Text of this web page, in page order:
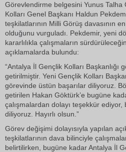
Görevlendirme belgesini Yunus Talha
Kolları Genel Başkanı Haldun
teşkilatlarının Milli Görüş davasının
olduğunu vurguladı. Pekdemir, yeni
kararlılıkla çalışmaların
açıklamalarda bulundu:
“Antalya İl Gençlik Kolları Başkanlığı
getirilmiştir. Yeni Gençlik Kolları
görevinde üstün başarılar diliyoruz.
getirilen Hakan Göktürk’e bugüne
çalışmalardan dolayı teşekkür ediyor,
diliyoruz. Hayırlı olsun.”
Görev değişimi dolayısıyla yapılan
teşkilatlarının dava bilinciyle
belirtilirken, bugüne kadar Antalya İl